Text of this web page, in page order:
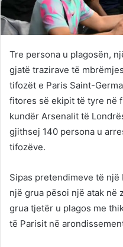
Tre persona u plagosën,
gjatë trazirave të
tifozët e Paris Saint-
fitores së ekipit të tyre në
kundër Arsenalit të
gjithsej 140 persona u
tifozëve.
Sipas pretendimeve të
një grua pësoi një atak në
grua tjetër u plagos me
të Parisit në